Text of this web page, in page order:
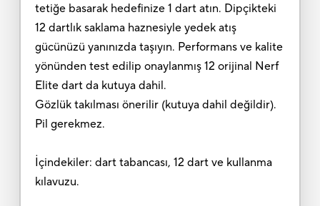
tetiğe basarak hedefinize 1 dart atın. Dipçikteki
12 dartlık saklama haznesiyle yedek atış
gücünüzü yanınızda taşıyın. Performans ve kalite
yönünden test edilip onaylanmış 12 orijinal Nerf
Elite dart da kutuya dahil.
Gözlük takılması önerilir (kutuya dahil değildir).
Pil gerekmez.
İçindekiler: dart tabancası, 12 dart ve kullanma
kılavuzu.